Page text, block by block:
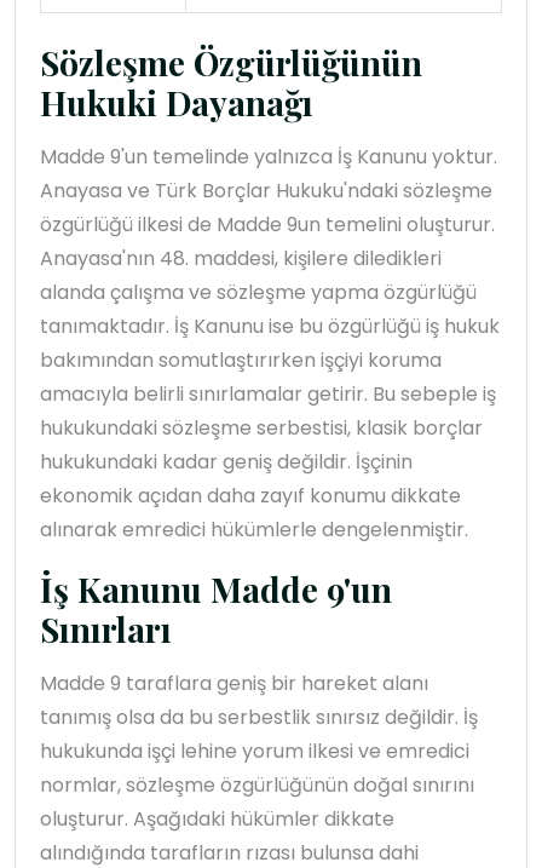
Sözleşme Özgürlüğünün
Hukuki Dayanağı
Madde 9'un temelinde yalnızca İş Kanunu yoktur.
Anayasa ve Türk Borçlar Hukuku'ndaki sözleşme
özgürlüğü ilkesi de Madde 9un temelini oluşturur.
Anayasa'nın 48. maddesi, kişilere diledikleri
alanda çalışma ve sözleşme yapma özgürlüğü
tanımaktadır. İş Kanunu ise bu özgürlüğü iş hukuk
bakımından somutlaştırırken işçiyi koruma
amacıyla belirli sınırlamalar getirir. Bu sebeple iş
hukukundaki sözleşme serbestisi, klasik borçlar
hukukundaki kadar geniş değildir. İşçinin
ekonomik açıdan daha zayıf konumu dikkate
alınarak emredici hükümlerle dengelenmiştir.
İş Kanunu Madde 9'un
Sınırları
Madde 9 taraflara geniş bir hareket alanı
tanımış olsa da bu serbestlik sınırsız değildir. İş
hukukunda işçi lehine yorum ilkesi ve emredici
normlar, sözleşme özgürlüğünün doğal sınırını
oluşturur. Aşağıdaki hükümler dikkate
alındığında tarafların rızası bulunsa dahi